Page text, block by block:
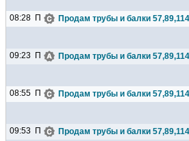
08:28 П Продам трубы и балки
09:23 П Продам трубы и балки
08:55 П Продам трубы и балки
09:53 П Продам трубы и балки